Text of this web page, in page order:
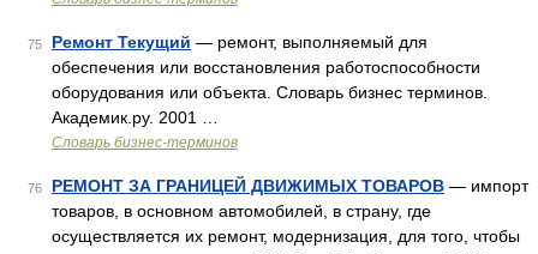
75 Ремонт Текущий — ремонт, выполняемый для
обеспечения или восстановления работоспособности
оборудования или объекта. Словарь бизнес терминов.
Академик.ру. 2001 …
Словарь бизнес-терминов
76 РЕМОНТ ЗА ГРАНИЦЕЙ ДВИЖИМЫХ ТОВАРОВ — импорт
товаров, в основном автомобилей, в страну, где
осуществляется их ремонт, модернизация, для того, чтобы